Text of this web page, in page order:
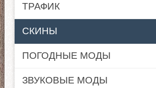
ТРАФИК
СКИНЫ
ПОГОДНЫЕ МОДЫ
ЗВУКОВЫЕ МОДЫ